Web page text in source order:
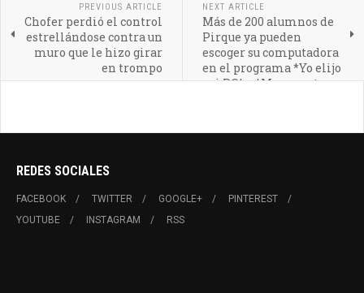
PREVIOUS ARTICLE
Chofer perdió el control
estrellándose contra un
muro que le hizo girar
en trompo
NEXT ARTICLE
Más de 200 alumnos de
Pirque ya pueden
escoger su computadora
en el programa *Yo elijo
mi PC* o *Me conecto
REDES SOCIALES
FACEBOOK TWITTER GOOGLE+
PINTEREST
YOUTUBE
INSTAGRAM RSS